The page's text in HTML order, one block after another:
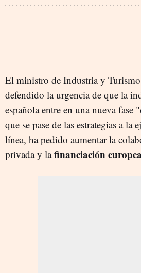
El ministro de Industria y
defendido la urgencia de que la
española entre en una nueva fase
que se pase de las estrategias a la
línea, ha pedido aumentar la
privada y lafinanciación